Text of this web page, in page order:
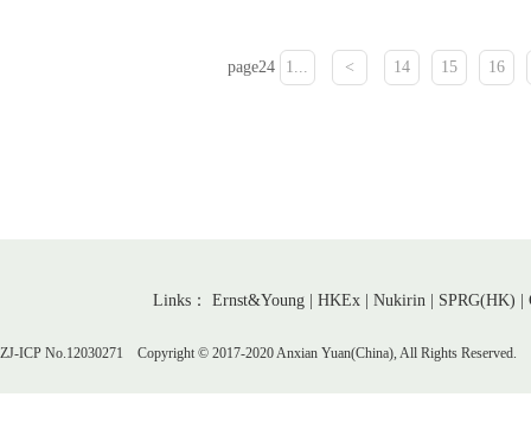
page24 1... < 14 15 16
Links： Ernst&Young | HKEx | Nukirin | SPRG(HK)
ZJ-ICP No.12030271 Copyright © 2017-2020 Anxian Yuan(China), All Rights Reserved.